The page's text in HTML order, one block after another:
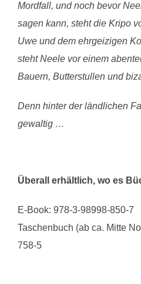
Mordfall, und noch bevor
sagen kann, steht die Kripo
Uwe und dem ehrgeizigen
steht Neele vor einem
Bauern, Butterstullen und
Denn hinter der ländlichen
gewaltig …
Überall erhältlich, wo es
E-Book: 978-3-98998-850-7
Taschenbuch (ab ca. Mitte
758-5